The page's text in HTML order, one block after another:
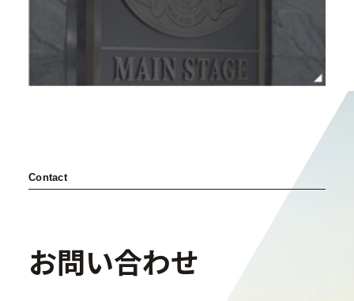
Contact
お問い合わせ